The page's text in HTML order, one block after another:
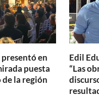
presentó en
puesta
la región
Edil
“Las